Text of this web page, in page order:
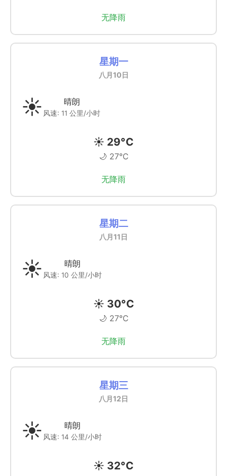
无降雨
星期一
八月10日
☀️ 晴朗
风速: 11 公里/小时
☀️ 29°C
🌙 27°C
无降雨
星期二
八月11日
☀️ 晴朗
风速: 10 公里/小时
☀️ 30°C
🌙 27°C
无降雨
星期三
八月12日
☀️ 晴朗
风速: 14 公里/小时
☀️ 32°C